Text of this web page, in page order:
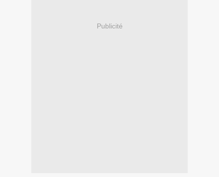
Publicité